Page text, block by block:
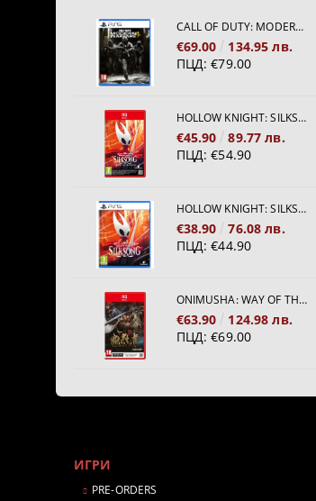
CALL OF DUTY: MODERN WARFARE 4[PS5]
€69.00
134.95 лв.
ПЦД: €79.00
HOLLOW KNIGHT: SILKSONG [NINTENDO SWITCH 2]
€45.90
89.77 лв.
ПЦД: €54.90
HOLLOW KNIGHT: SILKSONG [PS5]
€38.90
76.08 лв.
ПЦД: €44.90
ONIMUSHA: WAY OF THE SWORD [NINTENDO SWITCH 2]
€63.90
124.98 лв.
ПЦД: €69.00
ИГРИ
PRE-ORDERS